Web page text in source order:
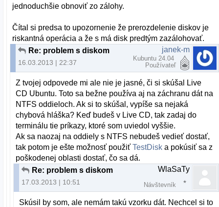
jednoduchšie obnoviť zo zálohy.
Čítal si predsa to upozornenie že prerozdelenie diskov je
riskantná operácia a že s má disk predtým zazálohovať.
Re: problem s diskom
16.03.2013 | 22:37
janek-m
Kubuntu 24.04
Používateľ
Z tvojej odpovede mi ale nie je jasné, či si skúšal Live
CD Ubuntu. Toto sa bežne používa aj na záchranu dát na
NTFS oddieloch. Ak si to skúšal, vypíše sa nejaká
chybová hláška? Keď budeš v Live CD, tak zadaj do
terminálu tie príkazy, ktoré som uviedol vyššie.
Ak sa naozaj na oddiely s NTFS nebudeš vedieť dostať,
tak potom je ešte možnosť použiťTestDisk a pokúsiť sa z
poškodenej oblasti dostať, čo sa dá.
Re: problem s diskom
17.03.2013 | 10:51
WlaSaTy
Návštevník
Skúsil by som, ale nemám takú vzorku dát. Nechcel si to